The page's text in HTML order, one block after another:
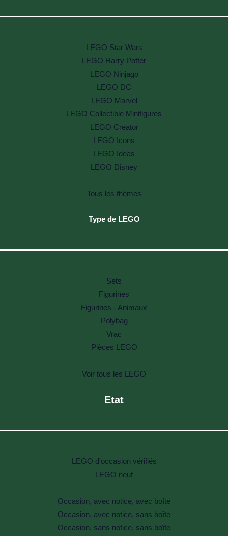
LEGO Star Wars
LEGO Harry Potter
LEGO Ninjago
LEGO DC
LEGO Marvel
LEGO Collectible Minifigures
LEGO Creator
LEGO Icons
LEGO Ideas
LEGO Disney
Tous les thèmes
Type de LEGO
Sets
Figurines
Figurines - Animaux
Polybag
Vrac
Pièces LEGO
Voir tous les LEGO
Etat
LEGO d'occasion vérifiés
LEGO neuf
Occasion, avec notice, avec boîte
Occasion, avec notice, sans boîte
Occasion, sans notice, sans boîte